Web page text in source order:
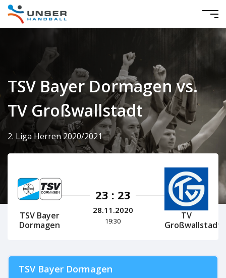
TSV Bayer Dormagen vs.
TV Großwallstadt
2. Liga Herren 2020/2021
TSV Bayer
Dormagen
23 : 23
28.11.2020
19:30
TV
Großwallstadt
TSV Bayer Dormagen